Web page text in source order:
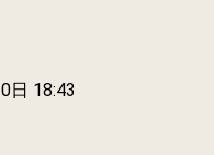
日 18:43